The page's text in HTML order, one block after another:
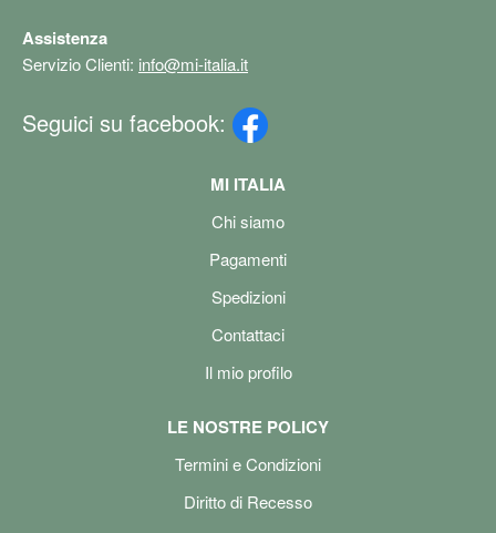
Assistenza
Servizio Clienti: info@mi-italia.it
Seguici su facebook:
MI ITALIA
Chi siamo
Pagamenti
Spedizioni
Contattaci
Il mio profilo
LE NOSTRE POLICY
Termini e Condizioni
Diritto di Recesso